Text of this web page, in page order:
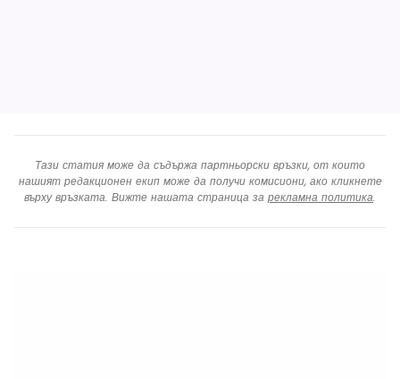
Тази статия може да съдържа партньорски връзки, от които
нашият редакционен екип може да получи комисиони, ако кликнете
върху връзката. Вижте нашата страница за рекламна политика.